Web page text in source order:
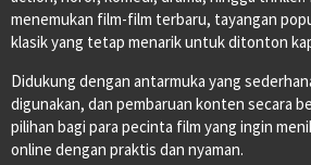
menemukan film-film terbaru, tayangan
klasik yang tetap menarik untuk ditonton
Didukung dengan antarmuka yang
digunakan, dan pembaruan konten secara
pilihan bagi para pecinta film yang ingin
online dengan praktis dan nyaman.